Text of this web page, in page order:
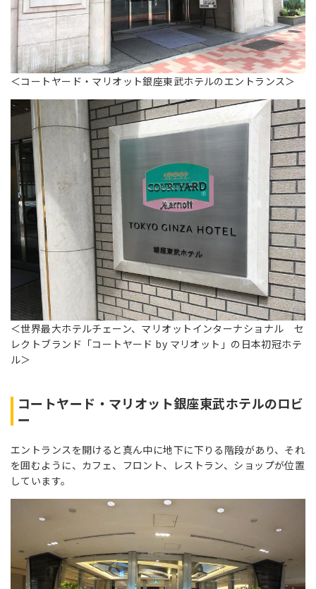
＜コートヤード・マリオット銀座東武ホテルのエントランス＞
＜世界最大ホテルチェーン、マリオットインターナショナル セ
レクトブランド「コートヤード by マリオット」の日本初冠ホテ
ル＞
コートヤード・マリオット銀座東武ホテルのロビ
ー
エントランスを開けると真ん中に地下に下りる階段があり、それ
を囲むように、カフェ、フロント、レストラン、ショップが位置
しています。